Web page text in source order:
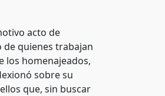
acto de
quienes trabajan
los homenajeados,
sobre su
que, sin buscar